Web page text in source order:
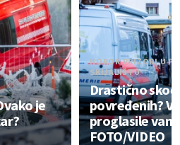
je
HOROR PRIZORI U
SKIJALIŠTU
Drastično
povređenih?
proglasile
FOTO/VIDEO